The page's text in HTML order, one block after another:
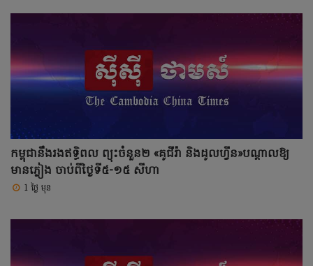
កម្ពុជានឹងរងឥទ្ធិពល ព្យុះចំនួន២ «គូជីរ៉ា និងដូលហ្វីន»បណ្តាលឱ្យ
មានភ្លៀង ចាប់ពីថ្ងៃទី៥-១៥ សីហា
1 ថ្ងៃ មុន